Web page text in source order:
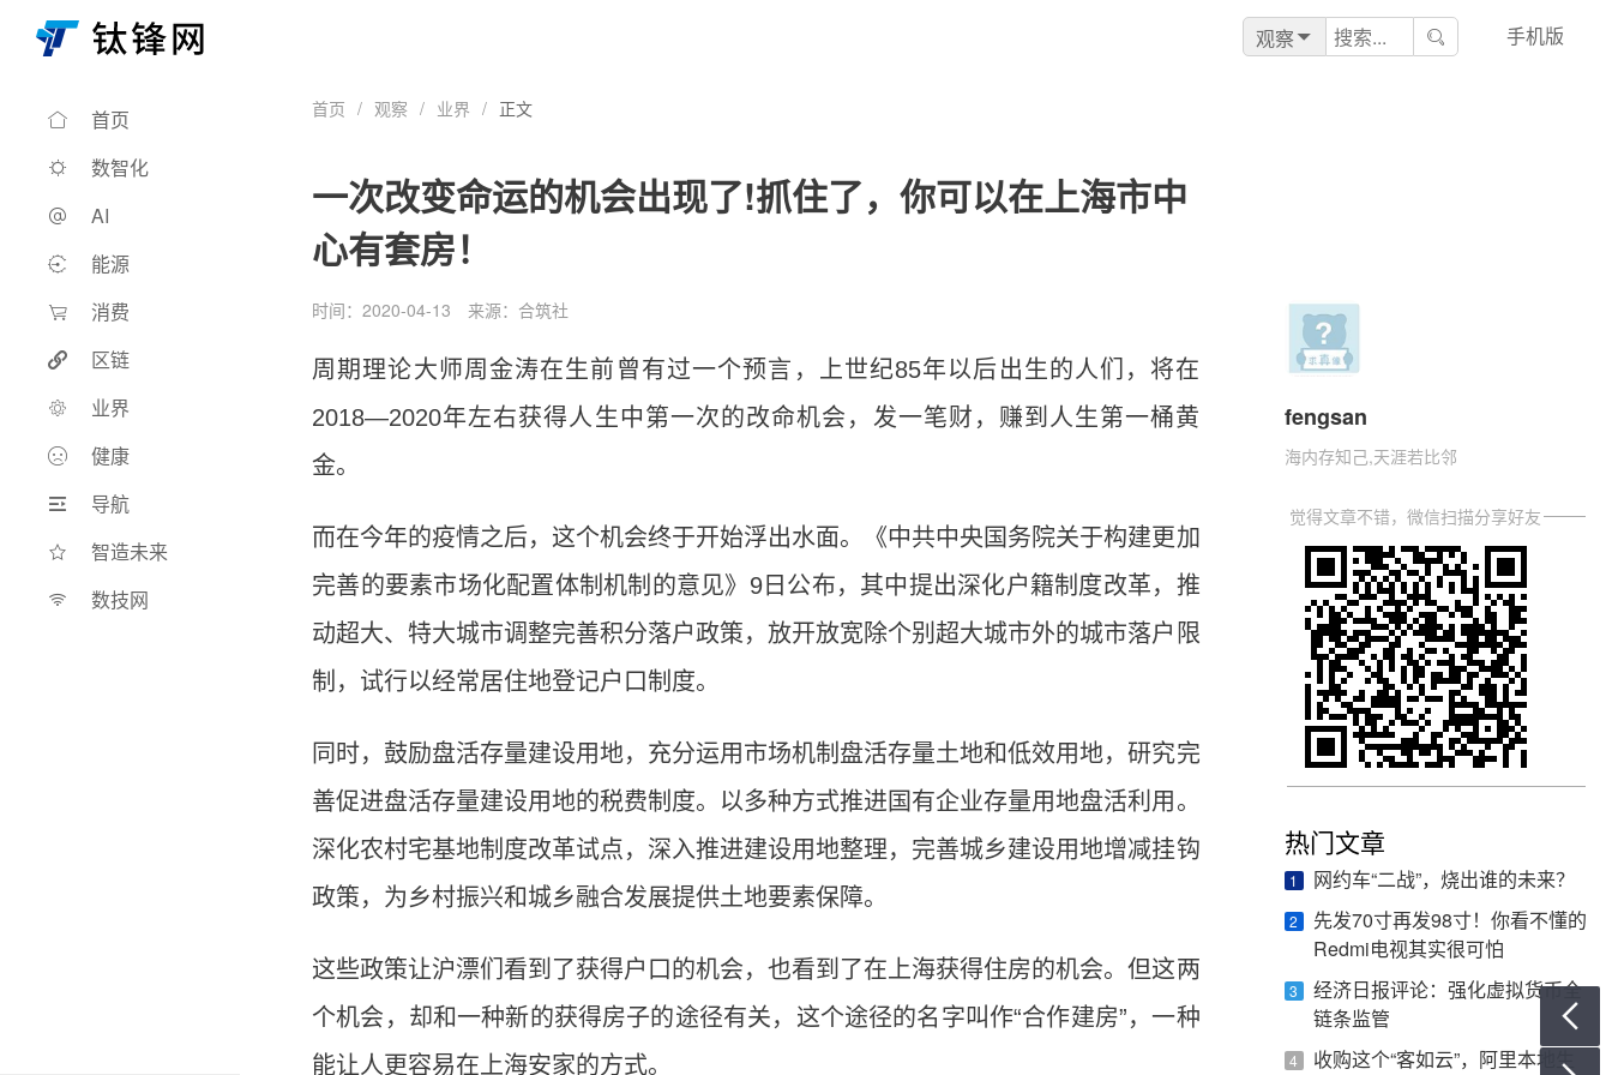
观察 手机版
首页
数智化
AI
能源
消费
区链
业界
健康
导航
智造未来
数技网
首页 / 观察 / 业界 / 正文
一次改变命运的机会出现了!抓住了，你可以在上海市中
心有套房！
时间：2020-04-13 来源： 合筑社
周期理论大师周金涛在生前曾有过一个预言，上世纪85年以后出生的人们，将在
2018—2020年左右获得人生中第一次的改命机会，发一笔财，赚到人生第一桶黄
金。
而在今年的疫情之后，这个机会终于开始浮出水面。《中共中央国务院关于构建更加
完善的要素市场化配置体制机制的意见》9日公布，其中提出深化户籍制度改革，推
动超大、特大城市调整完善积分落户政策，放开放宽除个别超大城市外的城市落户限
制，试行以经常居住地登记户口制度。
同时，鼓励盘活存量建设用地，充分运用市场机制盘活存量土地和低效用地，研究完
善促进盘活存量建设用地的税费制度。以多种方式推进国有企业存量用地盘活利用。
深化农村宅基地制度改革试点，深入推进建设用地整理，完善城乡建设用地增减挂钩
政策，为乡村振兴和城乡融合发展提供土地要素保障。
这些政策让沪漂们看到了获得户口的机会，也看到了在上海获得住房的机会。但这两
个机会，却和一种新的获得房子的途径有关，这个途径的名字叫作“合作建房”，一种
能让人更容易在上海安家的方式。
fengsan
海内存知己,天涯若比邻
觉得文章不错，微信扫描分享好友
热门文章
1 网约车“二战”，烧出谁的未来？
2
先发70寸再发98寸！你看不懂的
Redmi电视其实很可怕
3
经济日报评论：强化虚拟货币全
链条监管
4
收购这个“客如云”，阿里本地生
